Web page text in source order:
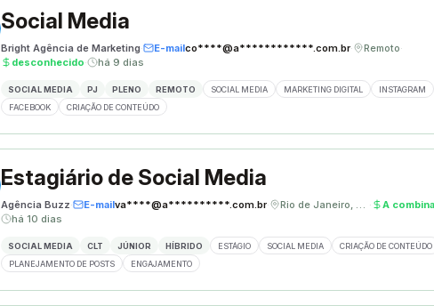
Social Media
Bright Agência de Marketing· E-mailco****@a************.com.br· Remoto·
desconhecido· há 9 dias
SOCIAL MEDIA PJ PLENO REMOTO SOCIAL MEDIA MARKETING DIGITAL
INSTAGRAM
FACEBOOK
CRIAÇÃO DE CONTEÚDO
Estagiário de Social Media
Agência Buzz· E-mailva****@a**********.com.br· Rio de Janeiro, Brasil ·
A
há 10 dias
SOCIAL MEDIA CLT JÚNIOR HÍBRIDO ESTÁGIO SOCIAL MEDIA
CRIAÇÃO DE CONTEÚDO
PLANEJAMENTO DE POSTS
ENGAJAMENTO